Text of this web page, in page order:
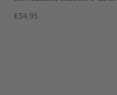
€34,95